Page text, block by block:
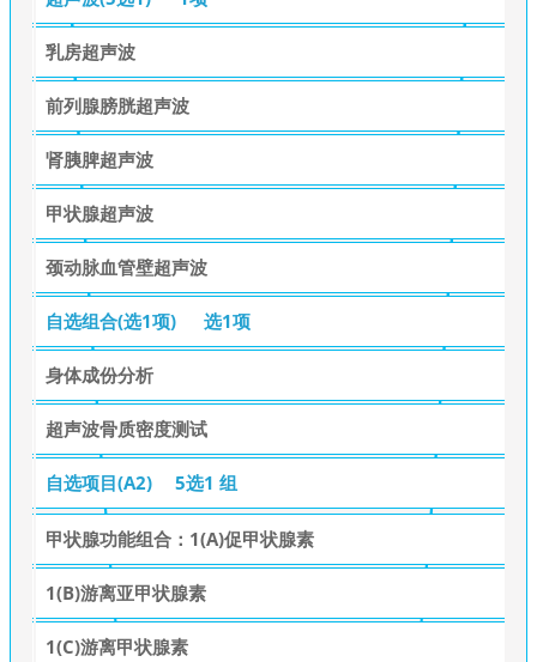
乳房超声波
前列腺膀胱超声波
肾胰脾超声波
甲状腺超声波
颈动脉血管壁超声波
自选组合(选1项) 选1项
身体成份分析
超声波骨质密度测试
自选项目(A2) 5选1 组
甲状腺功能组合：1(A)促甲状腺素
1(B)游离亚甲状腺素
1(C)游离甲状腺素